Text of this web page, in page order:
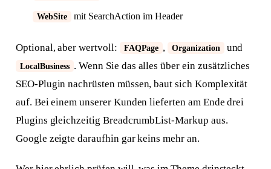
WebSite mit SearchAction im Header
Optional, aber wertvoll: FAQPage , Organization und
LocalBusiness . Wenn Sie das alles über ein zusätzliches
SEO-Plugin nachrüsten müssen, baut sich Komplexität
auf. Bei einem unserer Kunden lieferten am Ende drei
Plugins gleichzeitig BreadcrumbList-Markup aus.
Google zeigte daraufhin gar keins mehr an.